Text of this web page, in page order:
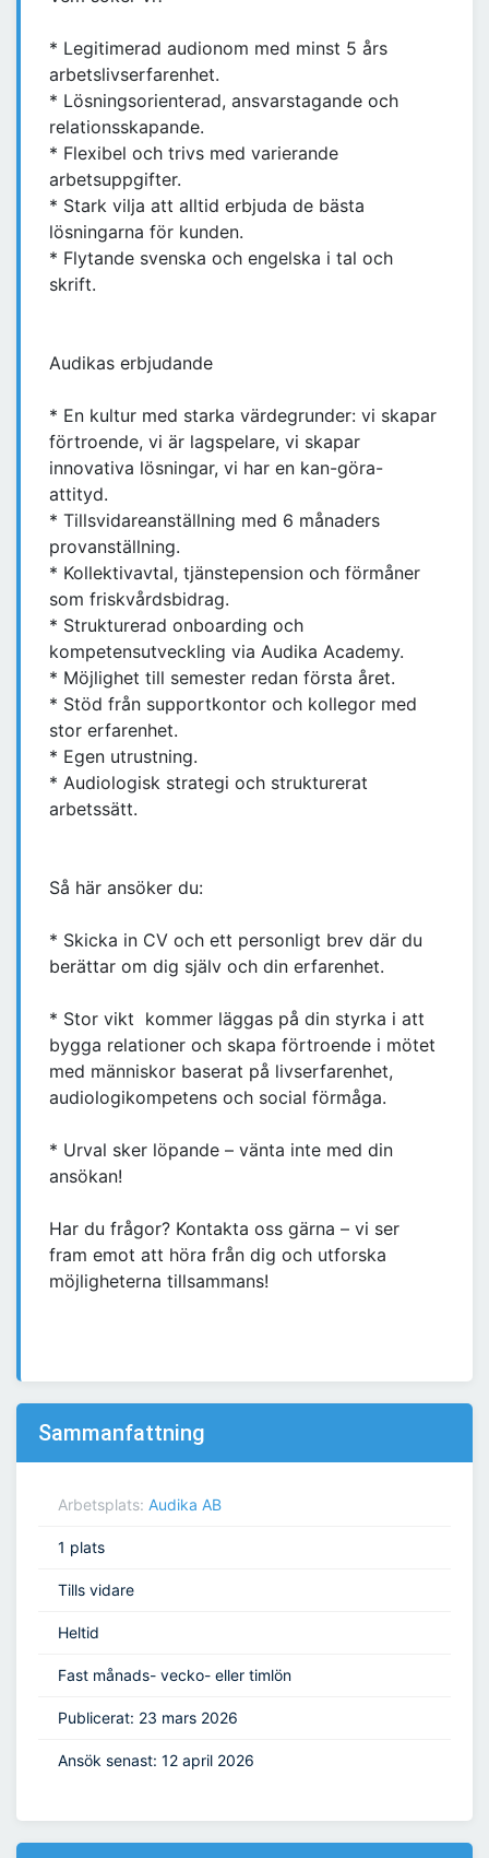
* Legitimerad audionom med minst 5 års
arbetslivserfarenhet.
* Lösningsorienterad, ansvarstagande och
relationsskapande.
* Flexibel och trivs med varierande
arbetsuppgifter.
* Stark vilja att alltid erbjuda de bästa
lösningarna för kunden.
* Flytande svenska och engelska i tal och
skrift.
Audikas erbjudande
* En kultur med starka värdegrunder: vi skapar
förtroende, vi är lagspelare, vi skapar
innovativa lösningar, vi har en kan-göra-
attityd.
* Tillsvidareanställning med 6 månaders
provanställning.
* Kollektivavtal, tjänstepension och förmåner
som friskvårdsbidrag.
* Strukturerad onboarding och
kompetensutveckling via Audika Academy.
* Möjlighet till semester redan första året.
* Stöd från supportkontor och kollegor med
stor erfarenhet.
* Egen utrustning.
* Audiologisk strategi och strukturerat
arbetssätt.
Så här ansöker du:
* Skicka in CV och ett personligt brev där du
berättar om dig själv och din erfarenhet.
* Stor vikt kommer läggas på din styrka i att
bygga relationer och skapa förtroende i mötet
med människor baserat på livserfarenhet,
audiologikompetens och social förmåga.
* Urval sker löpande – vänta inte med din
ansökan!
Har du frågor? Kontakta oss gärna – vi ser
fram emot att höra från dig och utforska
möjligheterna tillsammans!
Sammanfattning
Arbetsplats: Audika AB
1 plats
Tills vidare
Heltid
Fast månads- vecko- eller timlön
Publicerat: 23 mars 2026
Ansök senast: 12 april 2026